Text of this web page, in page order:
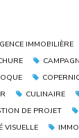
IMMOBILIÈRE
CULINAIRE
DE PROJET
VISUELLE